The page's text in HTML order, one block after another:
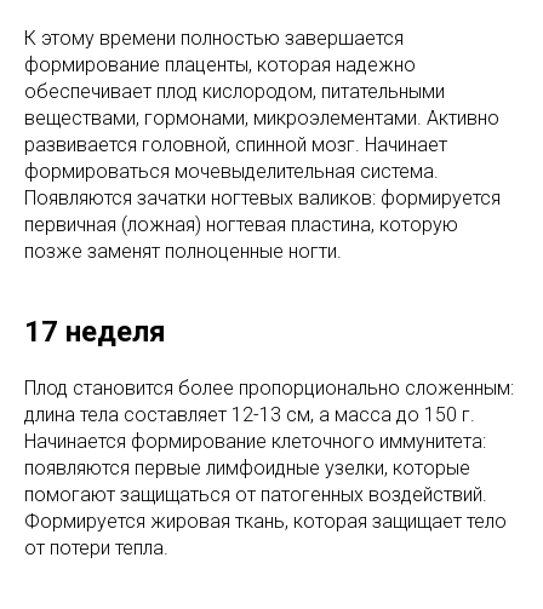
К этому времени полностью завершается
формирование плаценты, которая надежно
обеспечивает плод кислородом, питательными
веществами, гормонами, микроэлементами. Активно
развивается головной, спинной мозг. Начинает
формироваться мочевыделительная система.
Появляются зачатки ногтевых валиков: формируется
первичная (ложная) ногтевая пластина, которую
позже заменят полноценные ногти.
17 неделя
Плод становится более пропорционально сложенным:
длина тела составляет 12-13 см, а масса до 150 г.
Начинается формирование клеточного иммунитета:
появляются первые лимфоидные узелки, которые
помогают защищаться от патогенных воздействий.
Формируется жировая ткань, которая защищает тело
от потери тепла.